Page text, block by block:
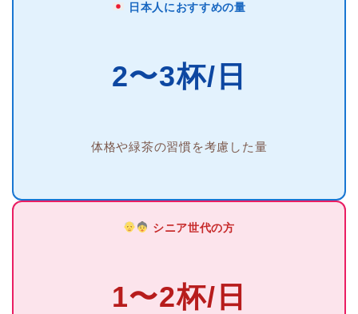
日本人におすすめの量
2〜3杯/日
体格や緑茶の習慣を考慮した量
シニア世代の方
1〜2杯/日